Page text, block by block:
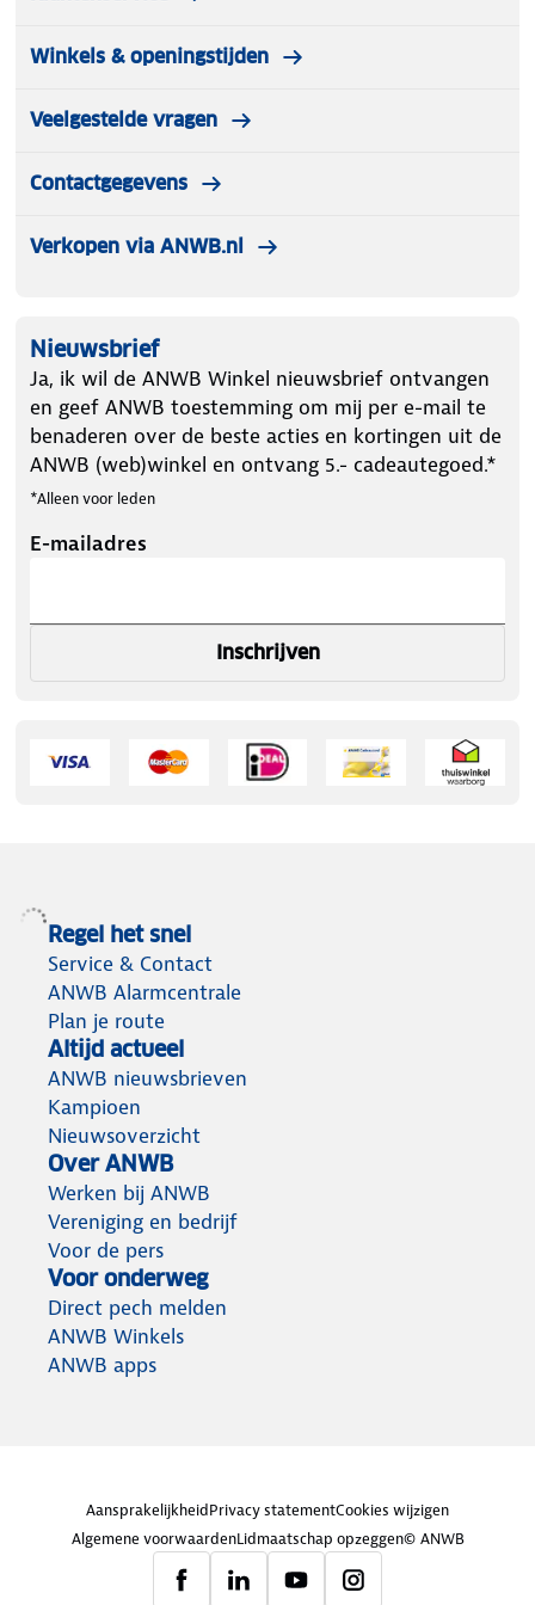
Winkels & openingstijden
Veelgestelde vragen
Contactgegevens
Verkopen via ANWB.nl
Nieuwsbrief
Ja, ik wil de ANWB Winkel nieuwsbrief ontvangen
en geef ANWB toestemming om mij per e-mail te
benaderen over de beste acties en kortingen uit de
ANWB (web)winkel en ontvang 5.- cadeautegoed.*
*Alleen voor leden
E-mailadres
Inschrijven
Regel het snel
Service & Contact
ANWB Alarmcentrale
Plan je route
Altijd actueel
ANWB nieuwsbrieven
Kampioen
Nieuwsoverzicht
Over ANWB
Werken bij ANWB
Vereniging en bedrijf
Voor de pers
Voor onderweg
Direct pech melden
ANWB Winkels
ANWB apps
AansprakelijkheidPrivacy statementCookies wijzigen
Algemene voorwaardenLidmaatschap opzeggen© ANWB